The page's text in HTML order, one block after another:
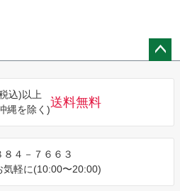
込)以上
縄を除く)
送料無料
８４－７６６３
気軽に(10:00〜20:00)